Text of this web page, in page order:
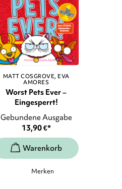
MATT COSGROVE EVA
AMORES
Worst Pets Ever –
Eingesperrt!
Gebundene Ausgabe
13,90€*
Merken